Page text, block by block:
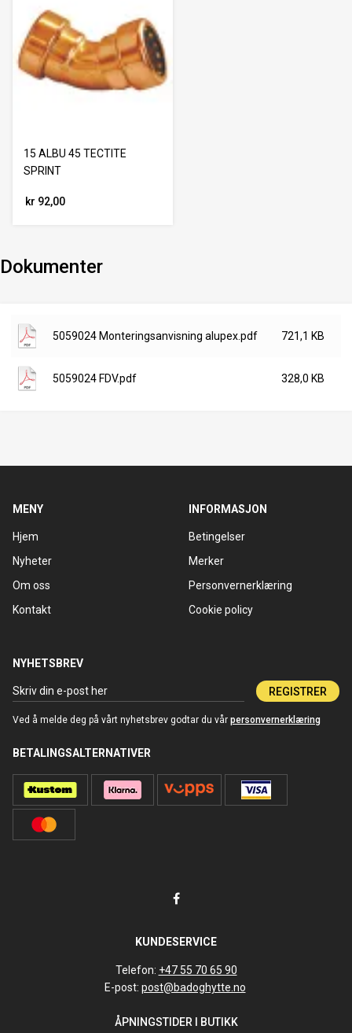
15 ALBU 45 TECTITE
SPRINT
kr 92,00
Dokumenter
5059024 Monteringsanvisning alupex.pdf 721,1 KB
5059024 FDV.pdf 328,0 KB
MENY
Hjem
Nyheter
Om oss
Kontakt
INFORMASJON
Betingelser
Merker
Personvernerklæring
Cookie policy
NYHETSBREV
REGISTRER
Ved å melde deg på vårt nyhetsbrev godtar du vår personvernerklæring
BETALINGSALTERNATIVER
KUNDESERVICE
Telefon: +47 55 70 65 90
E-post: post@badoghytte.no
ÅPNINGSTIDER I BUTIKK